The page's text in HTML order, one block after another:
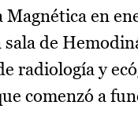
en
de
radiología y
comenzó a